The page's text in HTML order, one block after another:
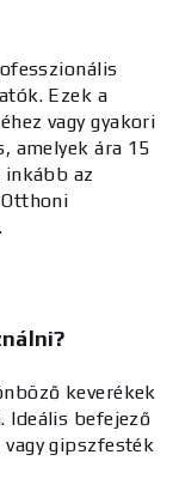
Ezek a
vagy gyakori
amelyek ára 15
inkább az
keverékek
Ideális befejező
gipszfesték